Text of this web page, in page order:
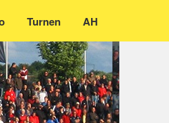
AH
Turnen